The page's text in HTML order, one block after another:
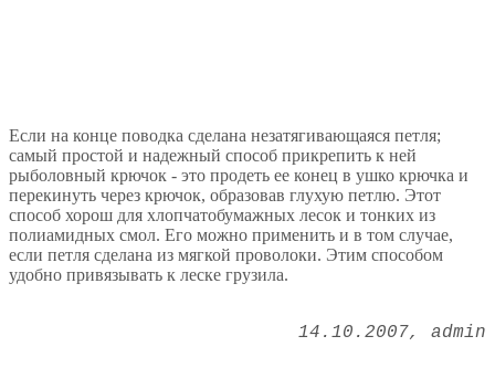
Если на конце поводка сделана незатягивающаяся петля;
самый простой и надежный способ прикрепить к ней
рыболовный крючок - это продеть ее конец в ушко крючка и
перекинуть через крючок, образовав глухую петлю. Этот
способ хорош для хлопчатобумажных лесок и тонких из
полиамидных смол. Его можно применить и в том случае,
если петля сделана из мягкой проволоки. Этим способом
удобно привязывать к леске грузила.
14.10.2007 admin